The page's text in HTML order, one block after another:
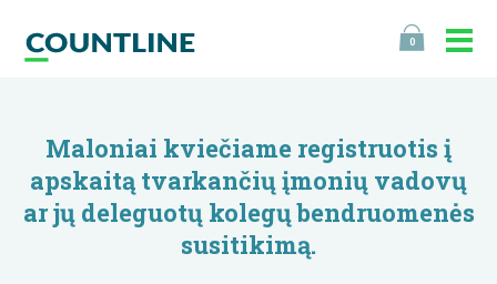
0
Maloniai kviečiame registruotis į
apskaitą tvarkančių įmonių vadovų
ar jų deleguotų kolegų bendruomenės
susitikimą.